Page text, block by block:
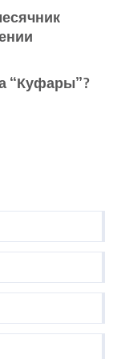
“Куфары”?